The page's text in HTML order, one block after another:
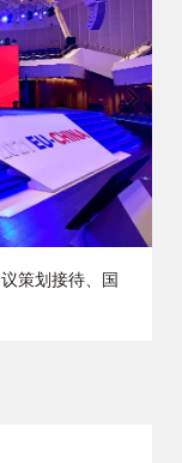
策划接待、国